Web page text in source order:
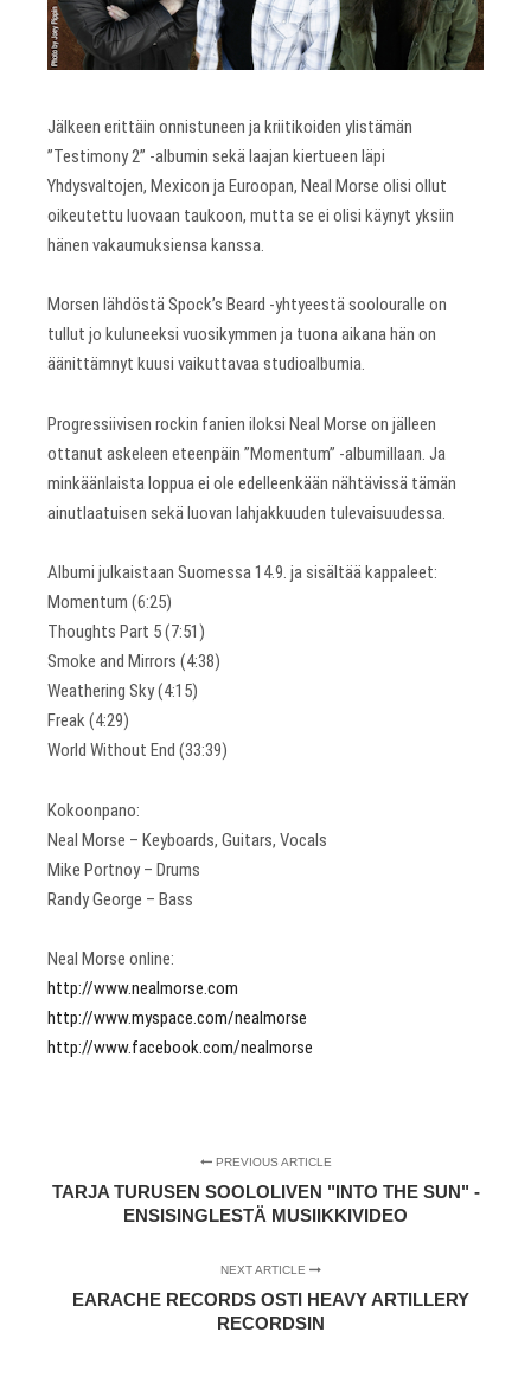
Jälkeen erittäin onnistuneen ja kriitikoiden ylistämän
”Testimony 2” -albumin sekä laajan kiertueen läpi
Yhdysvaltojen, Mexicon ja Euroopan, Neal Morse olisi ollut
oikeutettu luovaan taukoon, mutta se ei olisi käynyt yksiin
hänen vakaumuksiensa kanssa.
Morsen lähdöstä Spock’s Beard -yhtyeestä soolouralle on
tullut jo kuluneeksi vuosikymmen ja tuona aikana hän on
äänittämnyt kuusi vaikuttavaa studioalbumia.
Progressiivisen rockin fanien iloksi Neal Morse on jälleen
ottanut askeleen eteenpäin ”Momentum” -albumillaan. Ja
minkäänlaista loppua ei ole edelleenkään nähtävissä tämän
ainutlaatuisen sekä luovan lahjakkuuden tulevaisuudessa.
Albumi julkaistaan Suomessa 14.9. ja sisältää kappaleet:
Momentum (6:25)
Thoughts Part 5 (7:51)
Smoke and Mirrors (4:38)
Weathering Sky (4:15)
Freak (4:29)
World Without End (33:39)
Kokoonpano:
Neal Morse – Keyboards, Guitars, Vocals
Mike Portnoy – Drums
Randy George – Bass
Neal Morse online:
http://www.nealmorse.com
http://www.myspace.com/nealmorse
http://www.facebook.com/nealmorse
PREVIOUS ARTICLE
TARJA TURUSEN SOOLOLIVEN "INTO THE SUN" -
ENSISINGLESTÄ MUSIIKKIVIDEO
NEXT ARTICLE
EARACHE RECORDS OSTI HEAVY ARTILLERY
RECORDSIN